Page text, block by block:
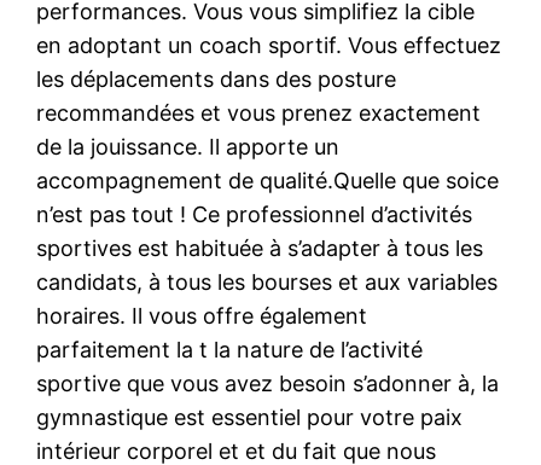
performances. Vous vous simplifiez la cible
en adoptant un coach sportif. Vous effectuez
les déplacements dans des posture
recommandées et vous prenez exactement
de la jouissance. Il apporte un
accompagnement de qualité.Quelle que soice
n’est pas tout ! Ce professionnel d’activités
sportives est habituée à s’adapter à tous les
candidats, à tous les bourses et aux variables
horaires. Il vous offre également
parfaitement la t la nature de l’activité
sportive que vous avez besoin s’adonner à, la
gymnastique est essentiel pour votre paix
intérieur corporel et et du fait que nous